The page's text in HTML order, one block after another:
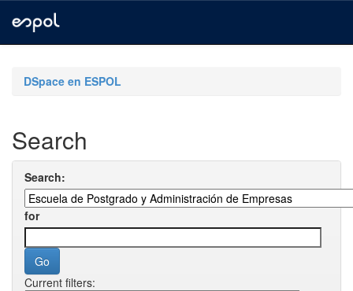
navigationDSpace en ESPOL
Search
Search:
for
Current filters: